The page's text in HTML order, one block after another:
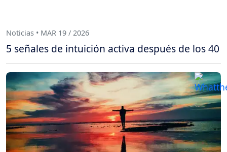
Noticias • MAR 19 / 2026
5 señales de intuición activa después de los 40